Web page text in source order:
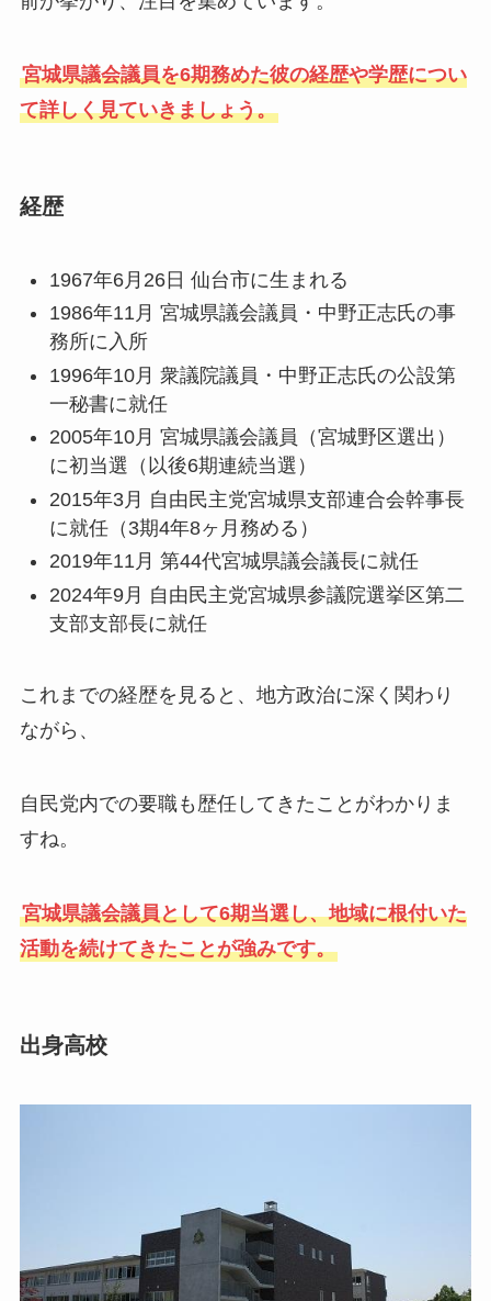
宮城県議会議員を6期務めた彼の経歴や学歴につい
て詳しく見ていきましょう。
経歴
1967年6月26日 仙台市に生まれる
1986年11月 宮城県議会議員・中野正志氏の事
務所に入所
1996年10月 衆議院議員・中野正志氏の公設第
一秘書に就任
2005年10月 宮城県議会議員（宮城野区選出）
に初当選（以後6期連続当選）
2015年3月 自由民主党宮城県支部連合会幹事長
に就任（3期4年8ヶ月務める）
2019年11月 第44代宮城県議会議長に就任
2024年9月 自由民主党宮城県参議院選挙区第二
支部支部長に就任
これまでの経歴を見ると、地方政治に深く関わり
ながら、
自民党内での要職も歴任してきたことがわかりま
すね。
宮城県議会議員として6期当選し、地域に根付いた
活動を続けてきたことが強みです。
出身高校